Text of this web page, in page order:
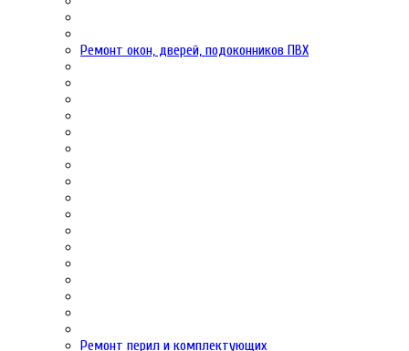
Ремонт окон, дверей, подоконников ПВХ
Ремонт перил и комплектующих